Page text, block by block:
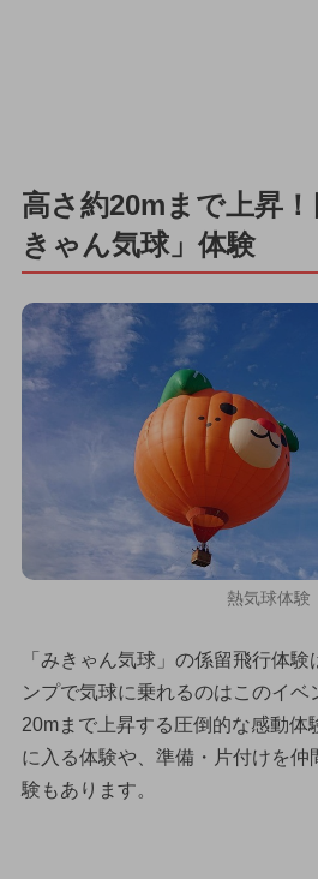
高さ約20mまで上昇
きゃん気球」体験
熱気球体験
「みきゃん気球」の係留飛行体
ンプで気球に乗れるのはこのイベ
20mまで上昇する圧倒的な感動体
に入る体験や、準備・片付けを仲
験もあります。